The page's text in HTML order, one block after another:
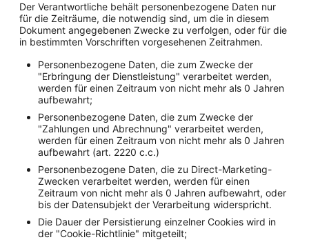
Der Verantwortliche behält personenbezogene Daten nur
für die Zeiträume, die notwendig sind, um die in diesem
Dokument angegebenen Zwecke zu verfolgen, oder für die
in bestimmten Vorschriften vorgesehenen Zeitrahmen.
Personenbezogene Daten, die zum Zwecke der
"Erbringung der Dienstleistung" verarbeitet werden,
werden für einen Zeitraum von nicht mehr als 0 Jahren
aufbewahrt;
Personenbezogene Daten, die zum Zwecke der
"Zahlungen und Abrechnung" verarbeitet werden,
werden für einen Zeitraum von nicht mehr als 0 Jahren
aufbewahrt (art. 2220 c.c.)
Personenbezogene Daten, die zu Direct-Marketing-
Zwecken verarbeitet werden, werden für einen
Zeitraum von nicht mehr als 0 Jahren aufbewahrt, oder
bis der Datensubjekt der Verarbeitung widerspricht.
Die Dauer der Persistierung einzelner Cookies wird in
der "Cookie-Richtlinie" mitgeteilt;